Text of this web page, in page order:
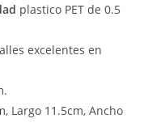
plastico PET de 0.5
excelentes en
Largo 11.5cm, Ancho